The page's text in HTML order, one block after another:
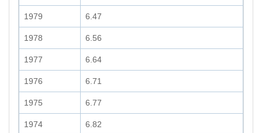
1979 6.47
1978 6.56
1977 6.64
1976 6.71
1975 6.77
1974 6.82